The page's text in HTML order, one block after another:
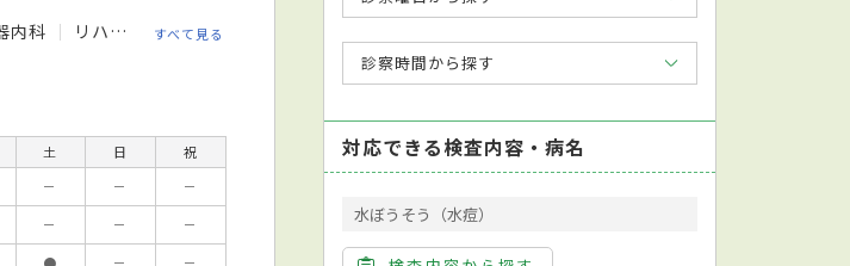
内科 リハビリテーション科 すべて見る
土 日
祝
－ －
－
－ －
－
● － －
診察時間から探す
対応できる検査内容・病名
水ぼうそう（水痘）